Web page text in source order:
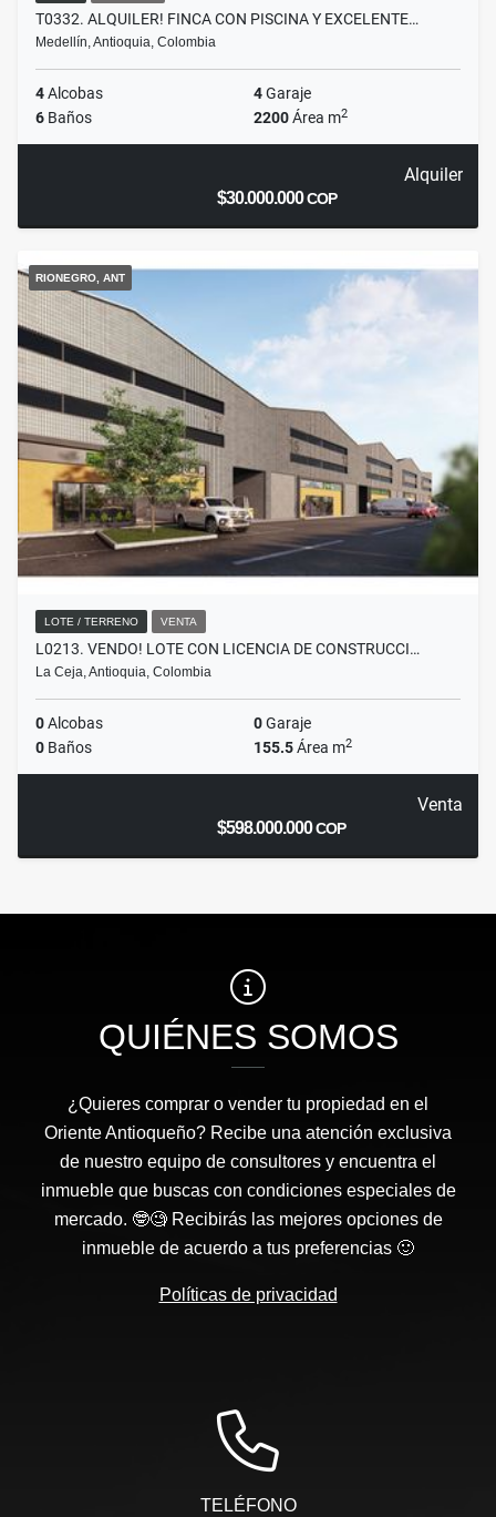
T0332. ALQUILER! FINCA CON PISCINA Y EXCELENTE…
Medellín, Antioquia, Colombia
4Alcobas 4Garaje
6 Baños 2200Área m2
Alquiler
$30.000.000COP
RIONEGRO, ANT
LOTE / TERRENO VENTA
L0213. VENDO! LOTE CON LICENCIA DE CONSTRUCCI…
La Ceja, Antioquia, Colombia
0Alcobas 0Garaje
0 Baños 155.5Área m2
Venta
$598.000.000COP
QUIÉNES SOMOS
¿Quieres comprar o vender tu propiedad en el
Oriente Antioqueño? Recibe una atención exclusiva
de nuestro equipo de consultores y encuentra el
inmueble que buscas con condiciones especiales de
mercado. 🤓🧐 Recibirás las mejores opciones de
inmueble de acuerdo a tus preferencias 🙂
Políticas de privacidad
TELÉFONO